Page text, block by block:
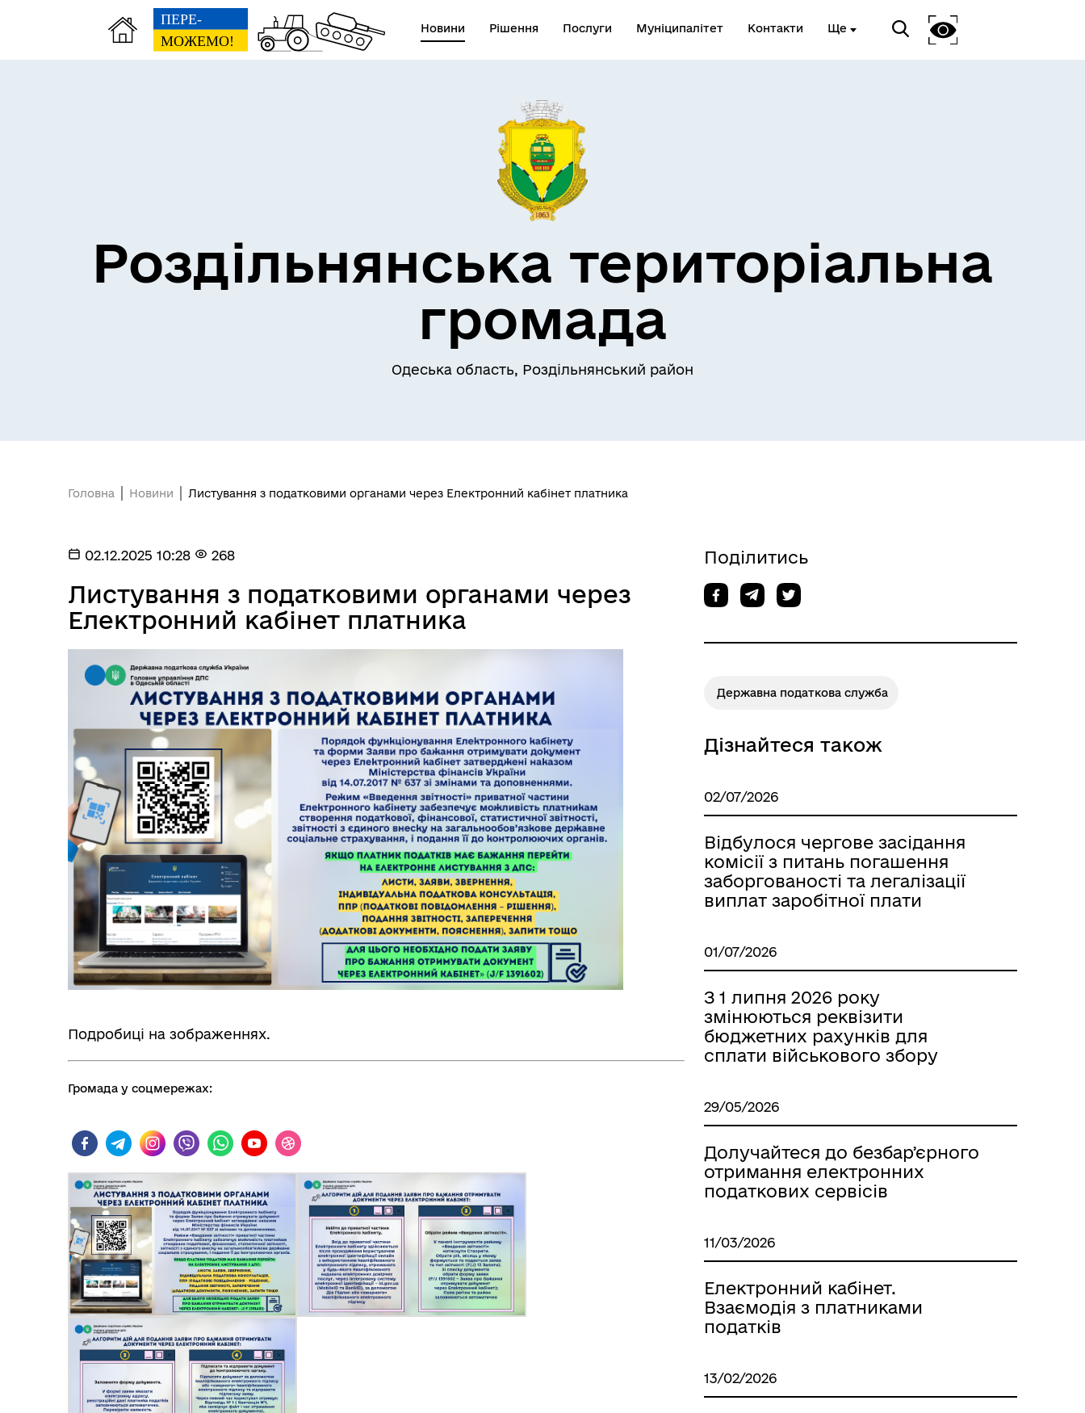
Новини Рішення Послуги Муніципалітет Контакти Ще
Засідання виконавчого
Трансляції
Графіки прийому громадян
Колегіальні органи (ради,
Цивільний захист населення
Гендерна рівність
Інформаційна безпека та
технічний захист інформації
Пам’яті військових громади
військовослужбовців та їх
Книга пам'яті полеглих за
Військовослужбовцям,
ветеранам та їхнім родинам
Електронна черга в ТЦК
Розклад автобусів Одеса-
Роздільнянська територіальна
громада
Одеська область, Роздільнянський район
Головна Новини Листування з податковими органами через Електронний кабінет платника
02.12.2025 10:28 268
Листування з податковими органами через
Електронний кабінет платника
Подробиці на зображеннях.
Громада у соцмережах:
Поділитись
Державна податкова служба
Дізнайтеся також
02/07/2026
Відбулося чергове засідання
комісії з питань погашення
заборгованості та легалізації
виплат заробітної плати
01/07/2026
З 1 липня 2026 року
змінюються реквізити
бюджетних рахунків для
сплати військового збору
29/05/2026
Долучайтеся до безбарʼєрного
отримання електронних
податкових сервісів
11/03/2026
Електронний кабінет.
Взаємодія з платниками
податків
13/02/2026